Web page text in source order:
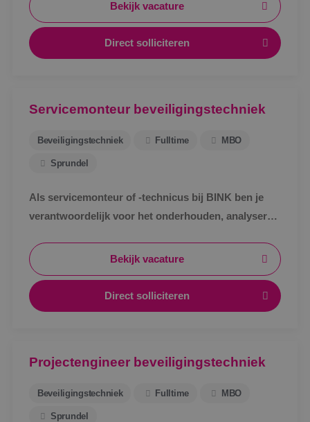
Bekijk vacature
Direct solliciteren
Servicemonteur beveiligingstechniek
Beveiligingstechniek Fulltime MBO
Sprundel
Als servicemonteur of -technicus bij BINK ben je
verantwoordelijk voor het onderhouden, analyseren
beveiligingsinstallaties.Bekijk vacature
Direct solliciteren
Projectengineer beveiligingstechniek
Beveiligingstechniek Fulltime MBO
Sprundel